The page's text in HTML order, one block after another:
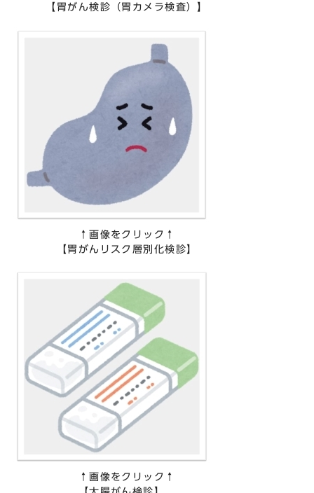
【胃がん検診（胃カメラ検査）】
↑画像をクリック↑
【胃がんリスク層別化検診】
↑画像をクリック↑